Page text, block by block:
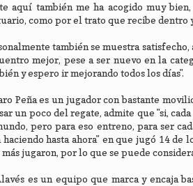
aquí también me ha acogido muy
como por el trato que recibe dentro
también se muestra satisfecho,
mejor, pese a ser nuevo en la
y espero ir mejorando todos los días".
Peña es un jugador con bastante
un poco del regate, admite que "si,
pero para eso entreno, para ser
haciendo hasta ahora" en que jugó 14
más jugaron, por lo que se puede
es un equipo que marca y encaja